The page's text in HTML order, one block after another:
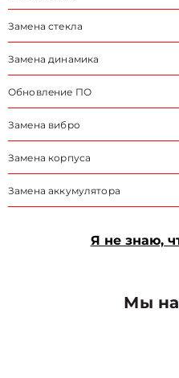
Замена стекла
Замена динамика
Обновление ПО
Замена вибро
Замена корпуса
Замена аккумулятора
Я не знаю,
Мы на